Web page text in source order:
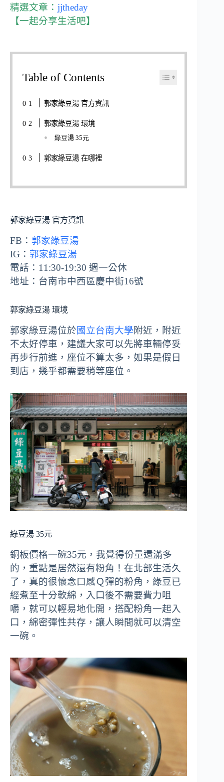
精選文章： jjtheday
【一起分享生活吧】
Table of Contents
郭家綠豆湯 官方資訊
郭家綠豆湯 環境
綠豆湯 35元
郭家綠豆湯 在哪裡
郭家綠豆湯 官方資訊
FB： 郭家綠豆湯
IG： 郭家綠豆湯
電話：11:30-19:30 週一公休
地址：台南市中西區慶中街16號
郭家綠豆湯 環境
郭家綠豆湯位於國立台南大學附近，附近
不太好停車，建議大家可以先將車輛停妥
再步行前進，座位不算太多，如果是假日
到店，幾乎都需要稍等座位。
綠豆湯 35元
銅板價格一碗35元，我覺得份量還滿多
的，重點是居然還有粉角！在北部生活久
了，真的很懷念口感Ｑ彈的粉角，綠豆已
經煮至十分軟綿，入口後不需要費力咀
嚼，就可以輕易地化開，搭配粉角一起入
口，綿密彈性共存，讓人瞬間就可以清空
一碗。